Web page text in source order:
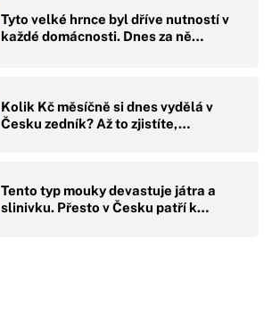
Tyto velké hrnce byl dříve nutností v
každé domácnosti. Dnes za ně…
Kolik Kč měsíčně si dnes vydělá v
Česku zedník? Až to zjistíte,…
Tento typ mouky devastuje játra a
slinivku. Přesto v Česku patří k…